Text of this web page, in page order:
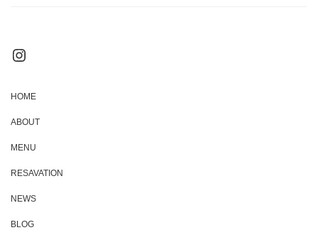
Instagram
HOME
ABOUT
MENU
RESAVATION
NEWS
BLOG